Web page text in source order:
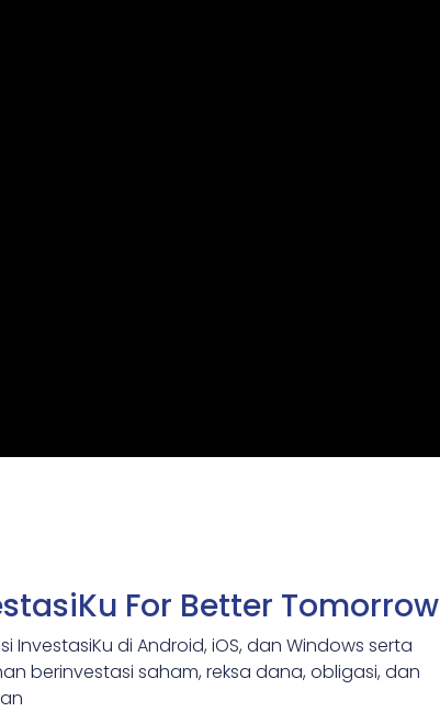
For Better Tomorrow
InvestasiKu di Android, iOS, dan Windows serta
berinvestasi saham, reksa dana, obligasi, dan